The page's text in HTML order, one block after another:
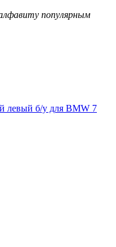
популярным
левый б/у для BMW 7